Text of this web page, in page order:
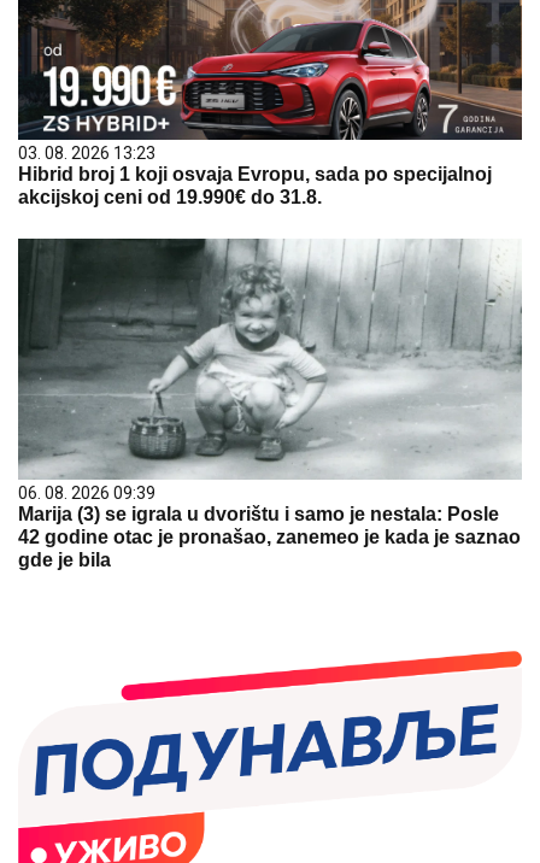
03. 08. 2026 13:23
Hibrid broj 1 koji osvaja Evropu, sada po specijalnoj
akcijskoj ceni od 19.990€ do 31.8.
06. 08. 2026 09:39
Marija (3) se igrala u dvorištu i samo je nestala: Posle
42 godine otac je pronašao, zanemeo je kada je saznao
gde je bila